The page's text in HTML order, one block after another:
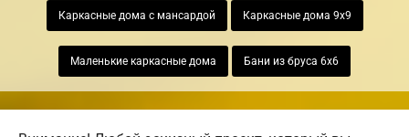
Каркасные дома с мансардой Каркасные дома 9х9
Маленькие каркасные дома Бани из бруса 6х6